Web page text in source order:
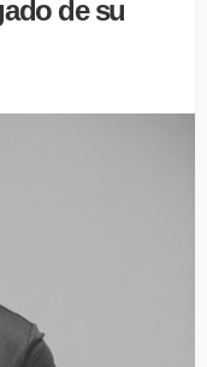
de su